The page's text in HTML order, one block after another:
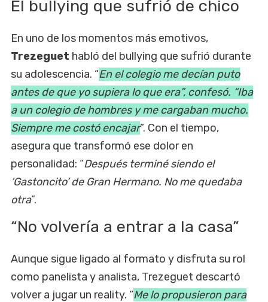
El bullying que sufrió de chico
En uno de los momentos más emotivos,
Trezeguet habló del bullying que sufrió durante
su adolescencia. “En el colegio me decían puto
antes de que yo supiera lo que era”, confesó. “Iba
a un colegio de hombres y me cargaban mucho.
Siempre me costó encajar”. Con el tiempo,
asegura que transformó ese dolor en
personalidad: “Después terminé siendo el
‘Gastoncito’ de Gran Hermano. No me quedaba
otra”.
“No volvería a entrar a la casa”
Aunque sigue ligado al formato y disfruta su rol
como panelista y analista, Trezeguet descartó
volver a jugar un reality. “Me lo propusieron para